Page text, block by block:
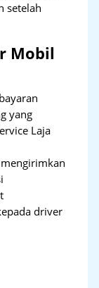
setelah
Mobil
yang
Laja
driver